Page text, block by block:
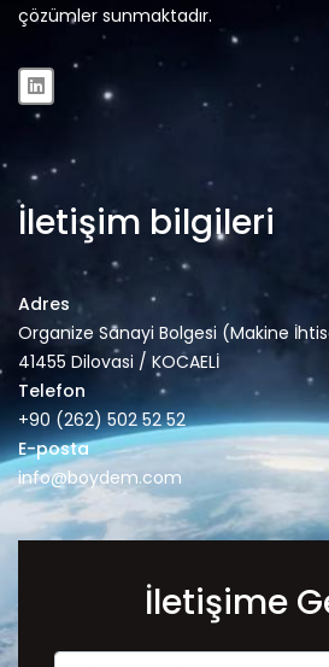
çözümler sunmaktadır.
İletişim bilgileri
Adres
Organize Sanayi Bolgesi (Makine
41455 Dilovasi / KOCAELİ
Telefon
+90 (262) 502 52 52
E-posta
info@boydem.com
İletişime